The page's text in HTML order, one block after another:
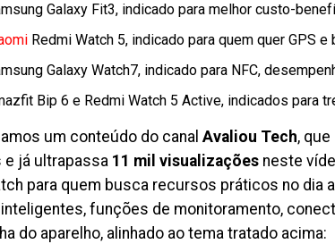
Galaxy Fit3, indicado para melhor custo-
Redmi Watch 5, indicado para quem quer GPS e
Galaxy Watch7, indicado para NFC,
Bip 6 e Redmi Watch 5 Active, indicados para
um conteúdo do canal Avaliou Tech,
já ultrapassa 11 mil visualizações neste
para quem busca recursos práticos no dia
funções de monitoramento,
do aparelho, alinhado ao tema tratado acima: